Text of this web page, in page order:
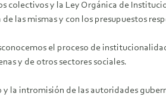
colectivos y la Ley Orgánica de
las mismas y con los presupuestos
el proceso de
y de otros sectores sociales.
y la intromisión de las autoridades